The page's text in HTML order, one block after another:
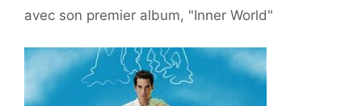
avec son premier album, "Inner World"